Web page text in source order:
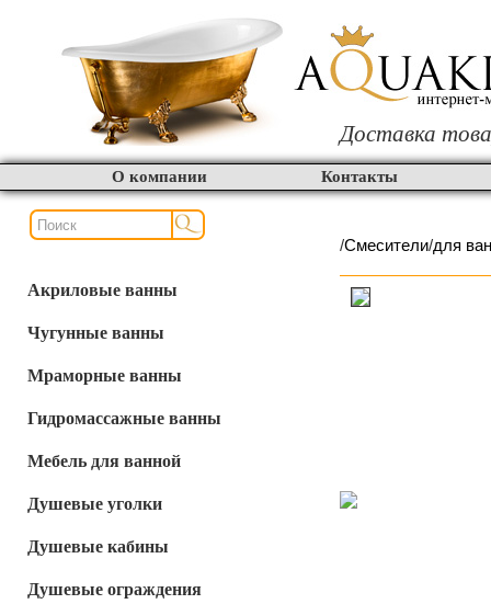
Доставка
О компании Контакты
Акриловые ванны
Чугунные ванны
Мраморные ванны
Гидромассажные ванны
Мебель для ванной
Душевые уголки
Душевые кабины
Душевые ограждения
/Смесители/для